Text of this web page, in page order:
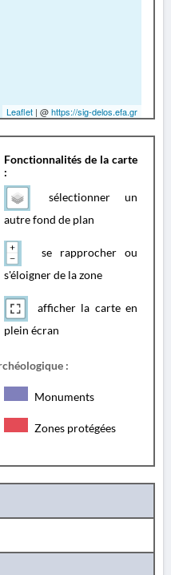
Leaflet | @https://sig-delos.efa.gr
Fonctionnalités de la carte
:
sélectionner un
autre fond de plan
se rapprocher ou
s'éloigner de la zone
afficher la carte en
plein écran
:
Monuments
Zones protégées